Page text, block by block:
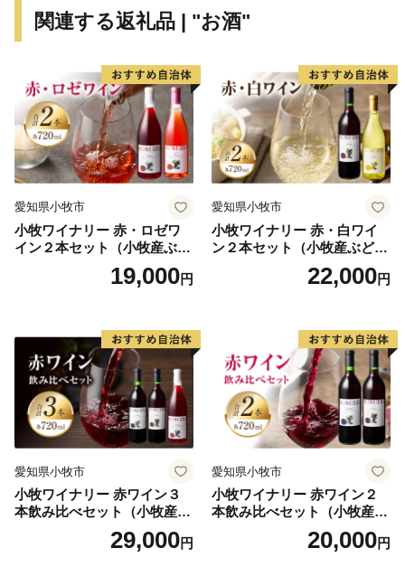
ります。
この地域の魅力を再発見し、世界へアピールし、森林資
源・森林環境を守り、育て、伝統文化をつなぐため、
みなさまからのあたたかい、応援をよろしくお願いいた
します。
【諸塚村のおすすめ返礼品】
▼噛むほど旨い！宮崎県が誇るブランド地鶏「みやざき
▼【4大会連続内閣総理大臣賞受賞】豊かな自然が生ん
▼地元で「なば」と呼ばれ、世界で唯一FSC®の認証を
受けた乾しいたけ
▼食べ応え抜群！煮物やスープ、バター醤油をかけても
おいしい肉厚どんこ
▼栄養価高く、味・香りも濃厚なニホンミツバチの蜂蜜
▼隈研吾氏デザイン 職人が1つ1つ手作りしたシンプル
なTSUMIKI（つみき）
▼諸塚村の自然を感じられる宿泊体験
▼明治から受け継がれる、幻の焼酎
関連する返礼品 | "お酒"
愛知県小牧市
小牧ワイナリー 赤・ロゼワ
イン２本セット（小牧産ぶど
19,000円
愛知県小牧市
小牧ワイナリー 赤・白ワイ
ン２本セット（小牧産ぶどう
22,000円
愛知県小牧市
小牧ワイナリー 赤ワイン３
本飲み比べセット（小牧産ぶ
どう100％使用）29,000円
愛知県小牧市
小牧ワイナリー 赤ワイン２
本飲み比べセット（小牧産ぶ
どう100％使用）20,000円